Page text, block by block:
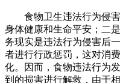
食物卫生违法行为侵害
身体健康和生命平安；二
务现实是违法行为侵害后
者进行行政惩罚，这对消
化。因而，食物违法行为
到的损害进行解救，由于